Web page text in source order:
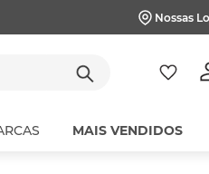
Nossas
MAIS VENDIDOS